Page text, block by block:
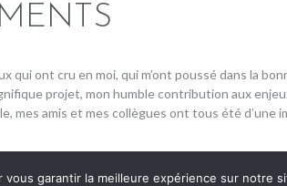
qui ont cru en moi, qui m’ont poussé dans la
projet, mon humble contribution aux
mes amis et mes collègues ont tous été d’une
vous garantir la meilleure expérience sur